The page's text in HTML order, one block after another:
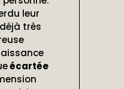
leur
très
écartée